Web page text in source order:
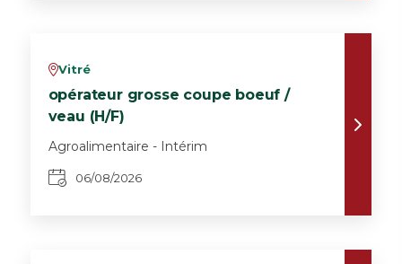
vVitré
opérateur grosse coupe boeuf /
veau (H/F)
Agroalimentaire - Intérim
06/08/2026